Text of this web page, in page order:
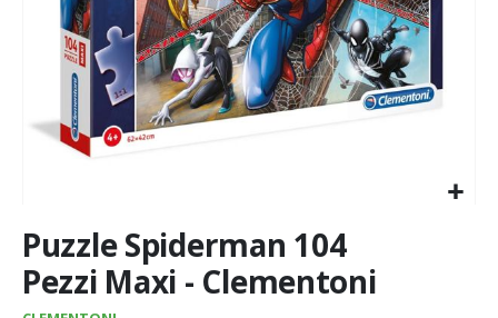
all'inizio
della
galleria
Puzzle Spiderman 104
Pezzi Maxi - Clementoni